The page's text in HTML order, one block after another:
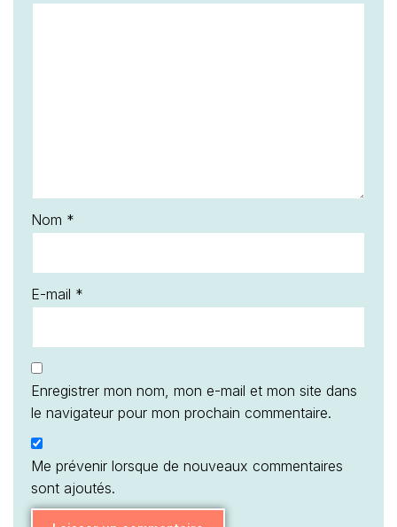
Nom *
E-mail *
Enregistrer mon nom, mon e-mail et mon site dans
le navigateur pour mon prochain commentaire.
Me prévenir lorsque de nouveaux commentaires
sont ajoutés.